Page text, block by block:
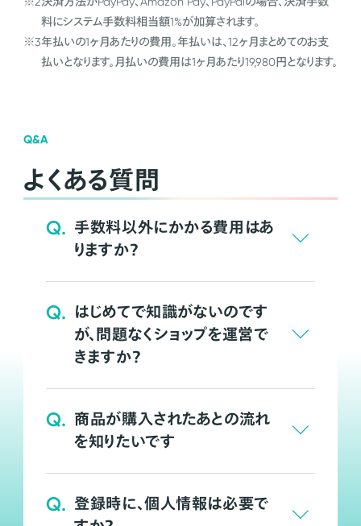
料にシステム手数料相当額1%が加算されます。
※3年払いの1ヶ月あたりの費用。年払いは、12ヶ月まとめてのお支
払いとなります。月払いの費用は1ヶ月あたり19,980円となります。
Q&A
よくある質問
Q. 手数料以外にかかる費用はあ
りますか？
Q. はじめてで知識がないのです
が、問題なくショップを運営で
きますか？
Q. 商品が購入されたあとの流れ
を知りたいです
Q. 登録時に、個人情報は必要で